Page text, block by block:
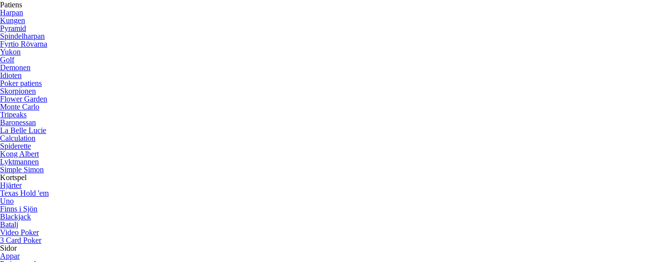
Patiens
Harpan
Kungen
Pyramid
Spindelharpan
Fyrtio Rövarna
Yukon
Golf
Demonen
Idioten
Poker patiens
Skorpionen
Flower Garden
Monte Carlo
Tripeaks
Baronessan
La Belle Lucie
Calculation
Spiderette
Kong Albert
Lyktmannen
Simple Simon
Kortspel
Hjärter
Texas Hold 'em
Uno
Finns i Sjön
Blackjack
Batalj
Video Poker
3 Card Poker
Sidor
Appar